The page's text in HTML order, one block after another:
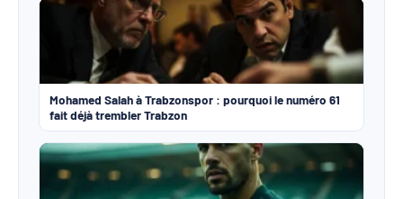
Mohamed Salah à Trabzonspor : pourquoi le numéro 61
fait déjà trembler Trabzon